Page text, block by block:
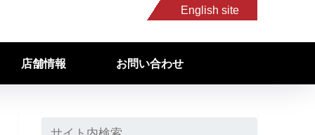
English site
店舗情報 お問い合わせ